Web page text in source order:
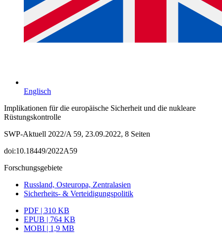
Englisch
Implikationen für die europäische Sicherheit und die nukleare
Rüstungskontrolle
SWP-Aktuell 2022/A 59, 23.09.2022, 8 Seiten
doi:10.18449/2022A59
Forschungsgebiete
Russland, Osteuropa, Zentralasien
Sicherheits- & Verteidigungspolitik
PDF | 310 KB
EPUB | 764 KB
MOBI | 1,9 MB